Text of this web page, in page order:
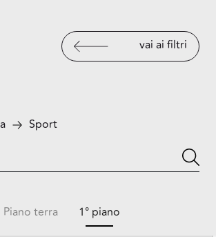
vai ai filtri
Sport
Piano terra 1° piano